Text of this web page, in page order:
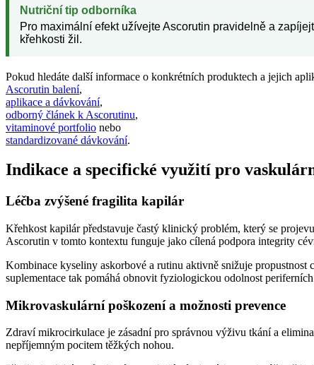
Nutriční tip odborníka
Pro maximální efekt užívejte Ascorutin pravidelně a
křehkosti žil.
Pokud hledáte další informace o konkrétních produktech a jejich
Ascorutin balení,
aplikace a dávkování,
odborný článek k Ascorutinu,
vitaminové portfolio nebo
standardizované dávkování.
Indikace a specifické využití pro
Léčba zvýšené fragilita kapilár
Křehkost kapilár představuje častý klinický problém, který se
Ascorutin v tomto kontextu funguje jako cílená podpora integrity
Kombinace kyseliny askorbové a rutinu aktivně snižuje
suplementace tak pomáhá obnovit fyziologickou odolnost
Mikrovaskulární poškození a možnosti prevence
Zdraví mikrocirkulace je zásadní pro správnou výživu tkání a
nepříjemným pocitem těžkých nohou.